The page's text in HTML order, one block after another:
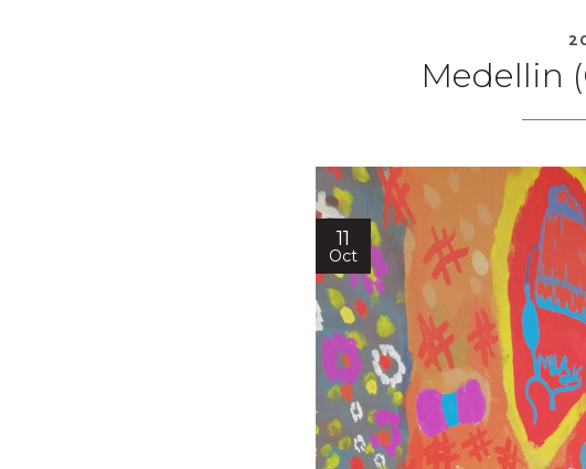
Medellin
11
Oct